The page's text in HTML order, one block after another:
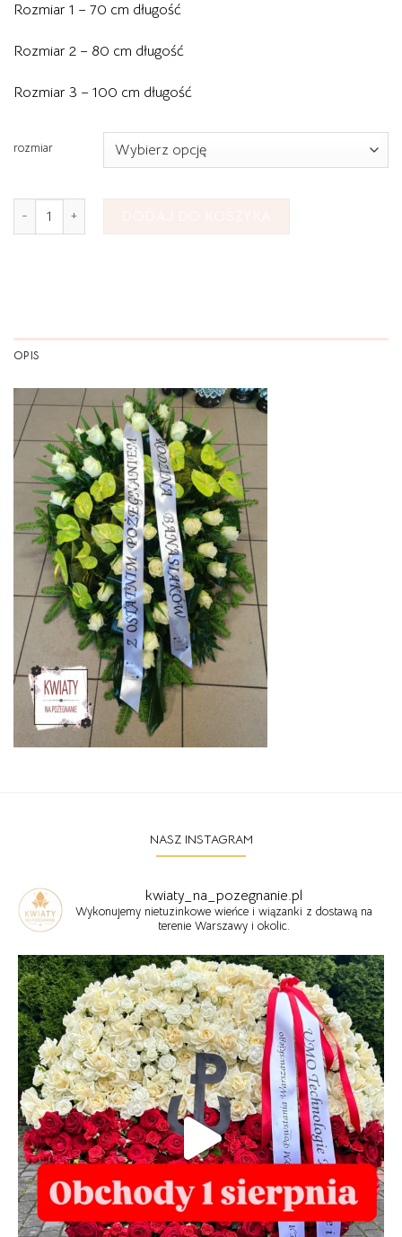
Rozmiar 1 – 70 cm długość
Rozmiar 2 – 80 cm długość
Rozmiar 3 – 100 cm długość
rozmiar
ilość Wiązanka Pogrzebowa Duża nr 28
OPIS
NASZ INSTAGRAM
kwiaty_na_pozegnanie.pl
Wykonujemy nietuzinkowe wieńce i wiązanki z dostawą na
terenie Warszawy i okolic.